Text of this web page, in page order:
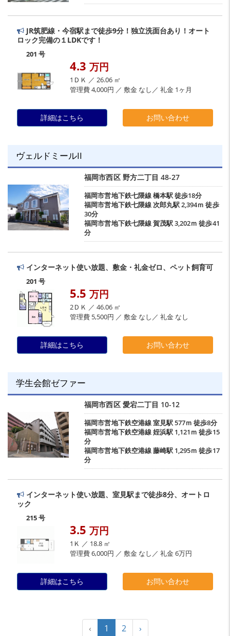
JR筑肥線・今宿駅まで徒歩9分！独立洗面台あり！オート
ロック完備の１LDKです！
201 号
4.3 万円
1ＤＫ ／ 26.06 ㎡
管理費 4,000円 ／ 敷金 なし／ 礼金 1ヶ月
詳細はこちら お問い合わせ
ヴェルドミールII
福岡市西区 野方二丁目 48-27
福岡市営地下鉄七隈線橋本駅徒歩18分
福岡市営地下鉄七隈線 次郎丸駅2,394ｍ 徒歩
30分
福岡市営地下鉄七隈線賀茂駅3,202ｍ 徒歩41
分
インターネット使い放題、敷金・礼金ゼロ、ペット飼育可
201 号
5.5 万円
2ＤＫ ／ 46.06 ㎡
管理費 5,500円 ／ 敷金 なし／ 礼金 なし
詳細はこちら お問い合わせ
学生会館ゼファー
福岡市西区 愛宕二丁目 10-12
福岡市営地下鉄空港線室見駅577ｍ 徒歩8分
福岡市営地下鉄空港線姪浜駅 1,121ｍ 徒歩15
分
福岡市営地下鉄空港線藤崎駅 1,295ｍ 徒歩17
分
インターネット使い放題、室見駅まで徒歩8分、オートロ
ック
215 号
3.5 万円
1Ｋ ／ 18.8 ㎡
管理費 6,000円 ／ 敷金 なし／ 礼金 6万円
詳細はこちら お問い合わせ
‹ 1 2 ›